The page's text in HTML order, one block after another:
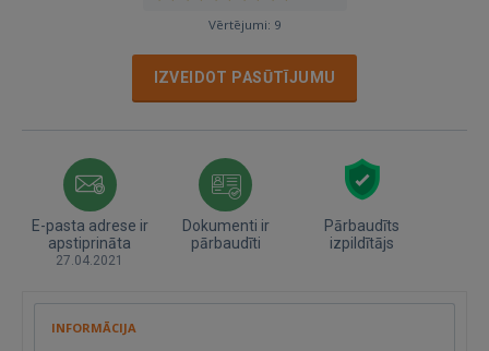
Vērtējumi: 9
IZVEIDOT PASŪTĪJUMU
E-pasta adrese ir
apstiprināta
27.04.2021
Dokumenti ir
pārbaudīti
Pārbaudīts
izpildītājs
INFORMĀCIJA